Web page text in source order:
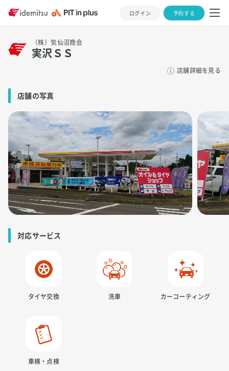
ログイン 予約する
（株）気仙沼商会
実沢ＳＳ
店舗詳細を見る
店舗の写真
対応サービス
タイヤ交換 洗車 カーコーティング
車検・点検